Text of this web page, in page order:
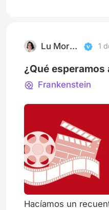
Lu Moreira 1
¿Qué
Frankenstein
Hacíamos un